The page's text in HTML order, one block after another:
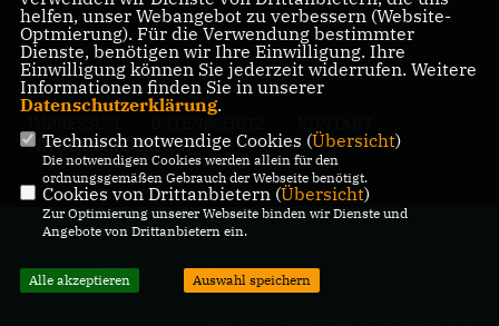
Wadersloh
MITGLIEDERBEREICH
@2026 CDU-Ratsfraktion und CDU-
Alle Rechte vorbehalten.
helfen, unser Webangebot zu verbessern (Website-
Optmierung). Für die Verwendung bestimmter
Dienste, benötigen wir Ihre Einwilligung. Ihre
Einwilligung können Sie jederzeit widerrufen. Weitere
Informationen finden Sie in unserer
Datenschutzerklärung.
Technisch notwendige Cookies (Übersicht)
Die notwendigen Cookies werden allein für den
ordnungsgemäßen Gebrauch der Webseite benötigt.
Cookies von Drittanbietern (Übersicht)
Zur Optimierung unserer Webseite binden wir Dienste und
Angebote von Drittanbietern ein.
Alle akzeptieren Auswahl speichern